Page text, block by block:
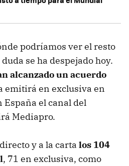
podríamos ver el resto
se ha despejado hoy.
alcanzado un acuerdo
emitirá en exclusiva en
España el canal del
Mediapro.
y a la carta los 104
, 71 en exclusiva, como